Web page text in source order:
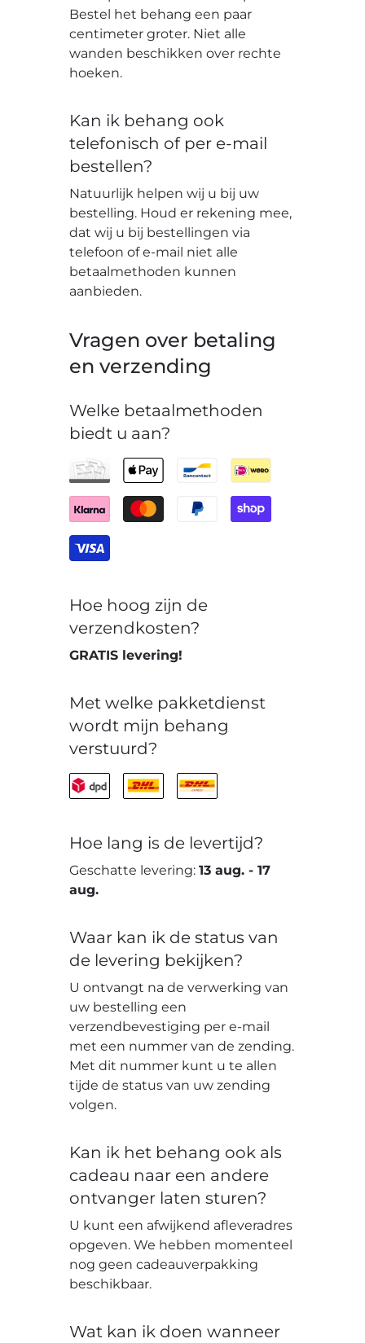
Bestel het behang een paar
centimeter groter. Niet alle
wanden beschikken over rechte
hoeken.
Kan ik behang ook
telefonisch of per e-mail
bestellen?
Natuurlijk helpen wij u bij uw
bestelling. Houd er rekening mee,
dat wij u bij bestellingen via
telefoon of e-mail niet alle
betaalmethoden kunnen
aanbieden.
Vragen over betaling
en verzending
Welke betaalmethoden
biedt u aan?
Hoe hoog zijn de
verzendkosten?
GRATIS levering!
Met welke pakketdienst
wordt mijn behang
verstuurd?
Hoe lang is de levertijd?
Geschatte levering:13 aug. -17
aug.
Waar kan ik de status van
de levering bekijken?
U ontvangt na de verwerking van
uw bestelling een
verzendbevestiging per e-mail
met een nummer van de zending.
Met dit nummer kunt u te allen
tijde de status van uw zending
volgen.
Kan ik het behang ook als
cadeau naar een andere
ontvanger laten sturen?
U kunt een afwijkend afleveradres
opgeven. We hebben momenteel
nog geen cadeauverpakking
beschikbaar.
Wat kan ik doen wanneer